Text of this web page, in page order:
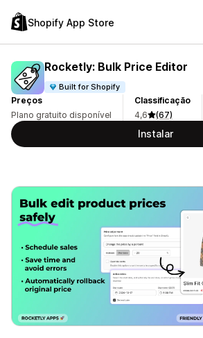
Shopify App Store
Rocketly: Bulk Price Editor
Built for Shopify
Preços
Plano gratuito disponível
Classificação
4,6
(67)
Instalar